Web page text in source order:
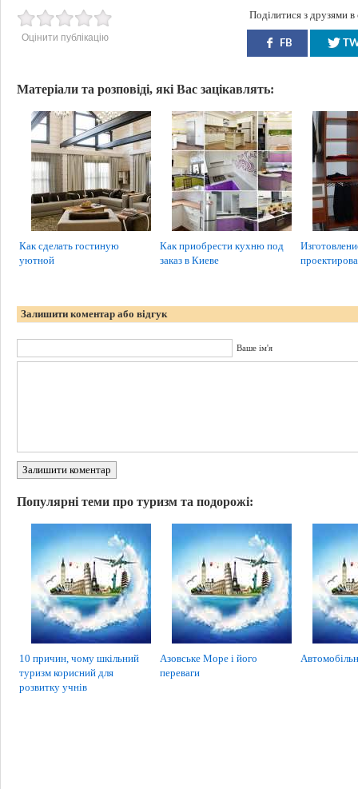
Оцінити публікацію
Поділитися з друзями
FB
Матеріали та розповіді, які Вас зацікавлять:
Как сделать гостиную
уютной
Как приобрести кухню под
заказ в Киеве
Залишити коментар або відгук
Ваше ім'я
Залишити коментар
Популярні теми про туризм та подорожі:
10 причин, чому шкільний
туризм корисний для
розвитку учнів
Азовське Море і його
переваги